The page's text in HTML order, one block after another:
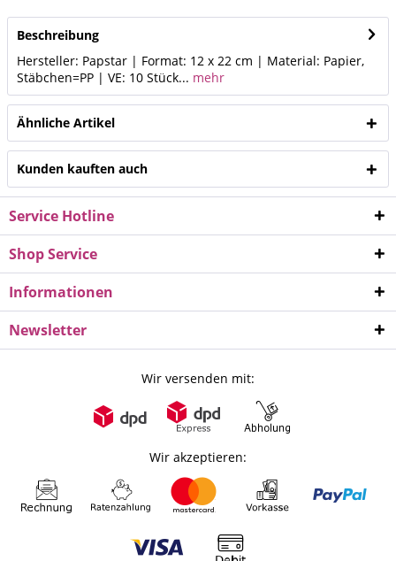
Beschreibung
Hersteller: Papstar | Format: 12 x 22 cm | Material: Papier,
Stäbchen=PP | VE: 10 Stück... mehr
Ähnliche Artikel
Kunden kauften auch
Service Hotline
Shop Service
Informationen
Newsletter
Wir versenden mit:
Wir akzeptieren: